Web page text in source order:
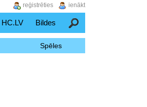
HC.LV Bildes Meklēšana
Spēles
ienākt
reģistrēties